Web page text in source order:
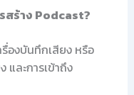
สร้าง Podcast?
องบันทึกเสียง หรือ
ละการเข้าถึง